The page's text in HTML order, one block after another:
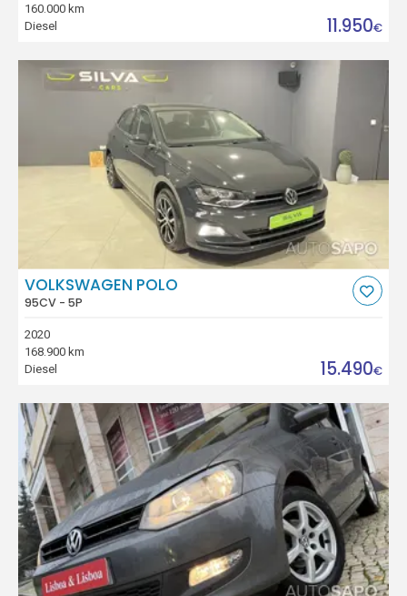
160.000 km
Diesel
11.950€
VOLKSWAGEN POLO
95CV - 5P
2020
168.900 km
Diesel
15.490€